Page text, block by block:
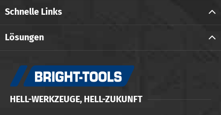
Schnelle Links
Lösungen
HELL-WERKZEUGE, HELL-ZUKUNFT